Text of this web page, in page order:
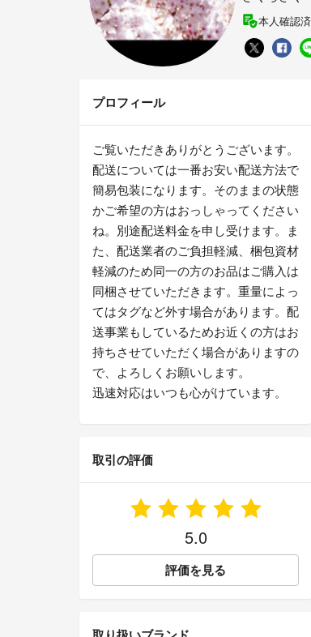
本人確認済
プロフィール
ご覧いただきありがとうございます。
配送については一番お安い配送方法で
簡易包装になります。そのままの状態
かご希望の方はおっしゃってください
ね。別途配送料金を申し受けます。ま
た、配送業者のご負担軽減、梱包資材
軽減のため同一の方のお品はご購入は
同梱させていただきます。重量によっ
てはタグなど外す場合があります。配
送事業もしているためお近くの方はお
持ちさせていただく場合がありますの
で、よろしくお願いします。
迅速対応はいつも心がけています。
取引の評価
5.0
評価を見る